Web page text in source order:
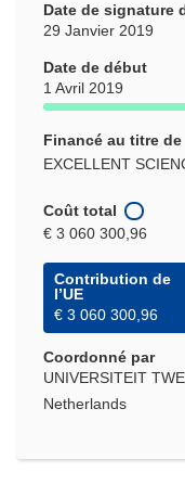
Date de signature
29 Janvier 2019
Date de début
1 Avril 2019
Financé au titre de
EXCELLENT
Coût total
€ 3 060 300,96
Contribution de
l’UE
€ 3 060 300,96
Coordonné par
UNIVERSITEIT
Netherlands